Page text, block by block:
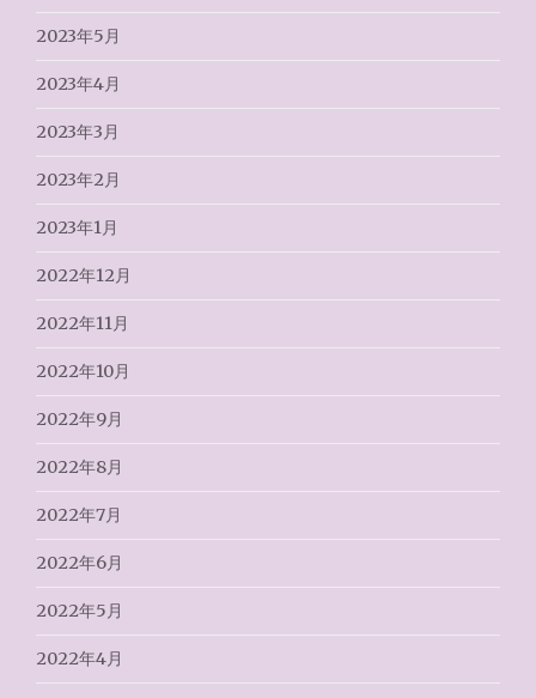
2023年5月
2023年4月
2023年3月
2023年2月
2023年1月
2022年12月
2022年11月
2022年10月
2022年9月
2022年8月
2022年7月
2022年6月
2022年5月
2022年4月